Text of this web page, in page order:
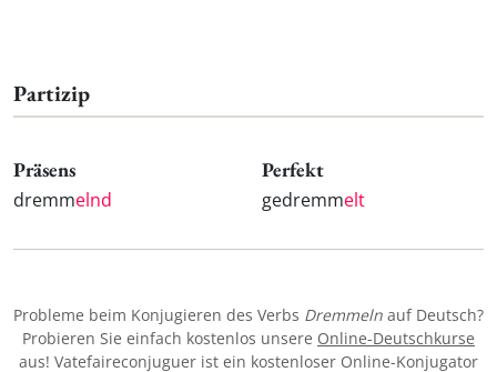
Partizip
Präsens
dremmelnd
Perfekt
gedremmelt
Probleme beim Konjugieren des Verbs Dremmeln auf Deutsch?
Probieren Sie einfach kostenlos unsere Online-Deutschkurse
aus! Vatefaireconjuguer ist ein kostenloser Online-Konjugator